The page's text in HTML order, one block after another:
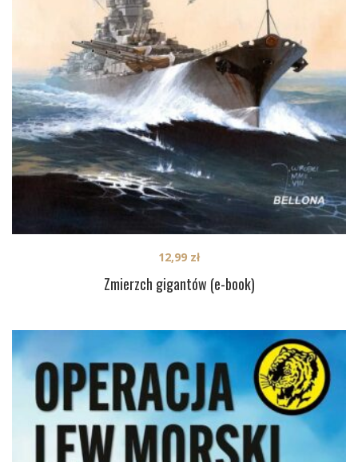
Zmierzch gigantów (e-book)
12,99 zł